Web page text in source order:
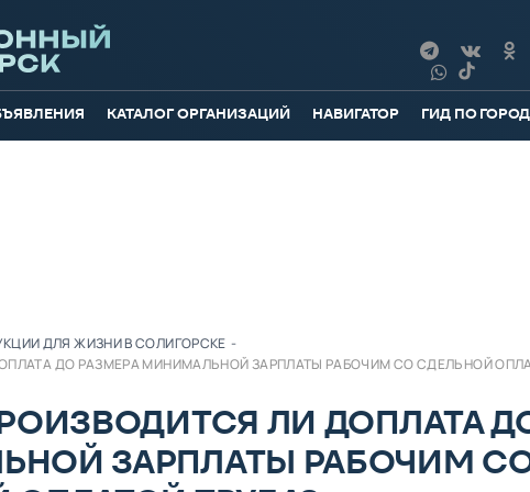
КАТАЛОГ ОРГАНИЗАЦИЙ НАВИГАТОР ГИД ПО
ДЛЯ ЖИЗНИ В СОЛИГОРСКЕ -
ДО РАЗМЕРА МИНИМАЛЬНОЙ ЗАРПЛАТЫ РАБОЧИМ СО СДЕЛЬНОЙ
ЛИ ДОПЛАТА
ЗАРПЛАТЫ РАБОЧИМ